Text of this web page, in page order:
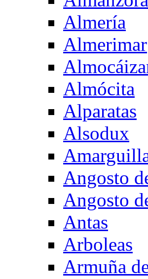
Almería
Almerimar
Almócita
Alparatas
Alsodux
Angosto
Angosto
Antas
Arboleas
Armuña